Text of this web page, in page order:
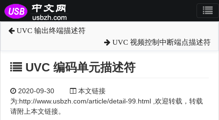
UVC 输出终端描述符
UVC 视频控制中断端点描述符
UVC 编码单元描述符
2020-09-30
本文链接
为:http://www.usbzh.com/article/detail-99.html ,欢迎转载，转载
请附上本文链接。